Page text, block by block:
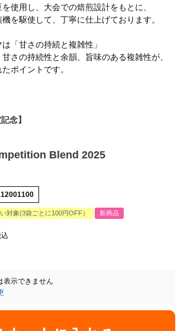
使用し、大会での焙煎設計をもとに、
を駆使して、丁寧に仕上げております。
「甘さの持続と複雑性」
さの持続性と余韻、旨味のある複雑性が、
ポイントです。
念】
Blend 2025
対象(3袋ごとに100円OFF） 新商品
表示できません